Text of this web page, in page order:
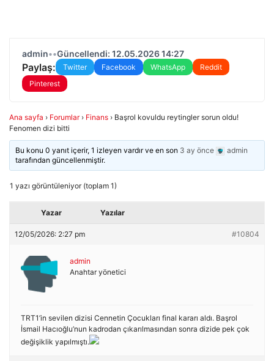
admin••Güncellendi: 12.05.2026 14:27
Paylaş: Twitter Facebook WhatsApp
Reddit
Pinterest
Ana sayfa › Forumlar › Finans › Başrol kovuldu reytingler sorun oldu!
Fenomen dizi bitti
Bu konu 0 yanıt içerir, 1 izleyen vardır ve en son 3 ay önce
admin
tarafından güncellenmiştir.
1 yazı görüntüleniyor (toplam 1)
Yazar Yazılar
12/05/2026: 2:27 pm #10804
admin
Anahtar yönetici
TRT1’in sevilen dizisi Cennetin Çocukları final kararı aldı. Başrol
İsmail Hacıoğlu’nun kadrodan çıkarılmasından sonra dizide pek çok
değişiklik yapılmıştı.